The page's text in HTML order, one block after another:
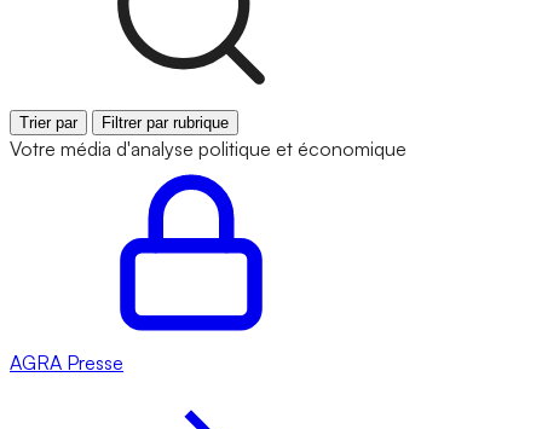
Trier par Filtrer par rubrique
Votre média d'analyse politique et économique
AGRA Presse